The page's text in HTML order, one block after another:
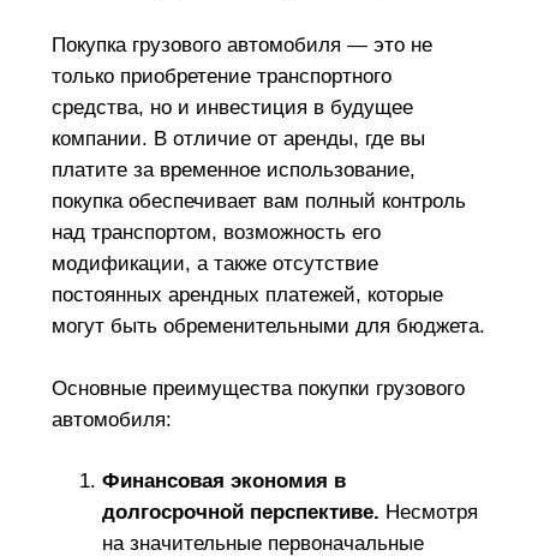
Покупка грузового автомобиля — это не
только приобретение транспортного
средства, но и инвестиция в будущее
компании. В отличие от аренды, где вы
платите за временное использование,
покупка обеспечивает вам полный контроль
над транспортом, возможность его
модификации, а также отсутствие
постоянных арендных платежей, которые
могут быть обременительными для бюджета.
Основные преимущества покупки грузового
автомобиля:
Финансовая экономия в
долгосрочной перспективе. Несмотря
на значительные первоначальные